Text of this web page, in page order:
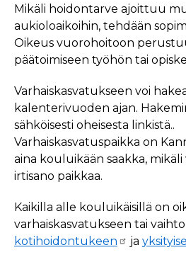
Mikäli hoidontarve ajoittuu
aukioloaikoihin, tehdään
Oikeus vuorohoitoon
päätoimiseen työhön tai
Varhaiskasvatukseen voi
kalenterivuoden ajan.
sähköisesti oheisesta linkistä..
Varhaiskasvatuspaikka on
aina kouluikään saakka,
irtisano paikkaa.
Kaikilla alle kouluikäisillä on
varhaiskasvatukseen tai
kotihoidontukeen
ja